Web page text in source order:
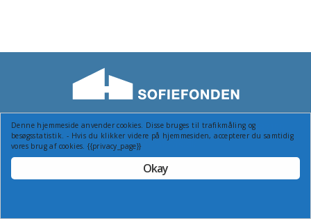
© Sofiefonden - Granvej 53, 2880 Bagsværd Tlf.: 44987155
Webside af cas.dk
Denne hjemmeside anvender cookies. Disse bruges til trafikmåling og
besøgsstatistik. - Hvis du klikker videre på hjemmesiden, accepterer du samtidig
vores brug af cookies. {{privacy_page}}
Okay